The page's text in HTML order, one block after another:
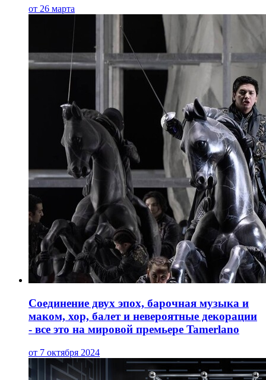
от 26 марта
Соединение двух эпох, барочная музыка и
маком, хор, балет и невероятные декорации
- все это на мировой премьере Tamerlano
от 7 октября 2024